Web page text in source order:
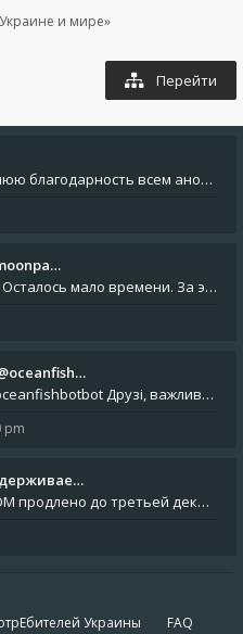
и мире»
Перейти
Хочу выразить искреннюю благодарность всем анонимным пользователям, которые поддержали наше сообщество финансово. Благод
💡 Друзья, скажу прямо. Осталось мало времени. За это время нам нужно закрыть последние обязательные расходы: около 500
Звіти пишіть роботу @oceanfishbotbot Друзі, важливе повідомлення для учасників форума. Основне звернення опублікован
pm
Доменное имя KIEV-X.COM продлено до третьей декады августа 2027 года! Спасибо всем анонимным пользователям, которые по
Украины FAQ